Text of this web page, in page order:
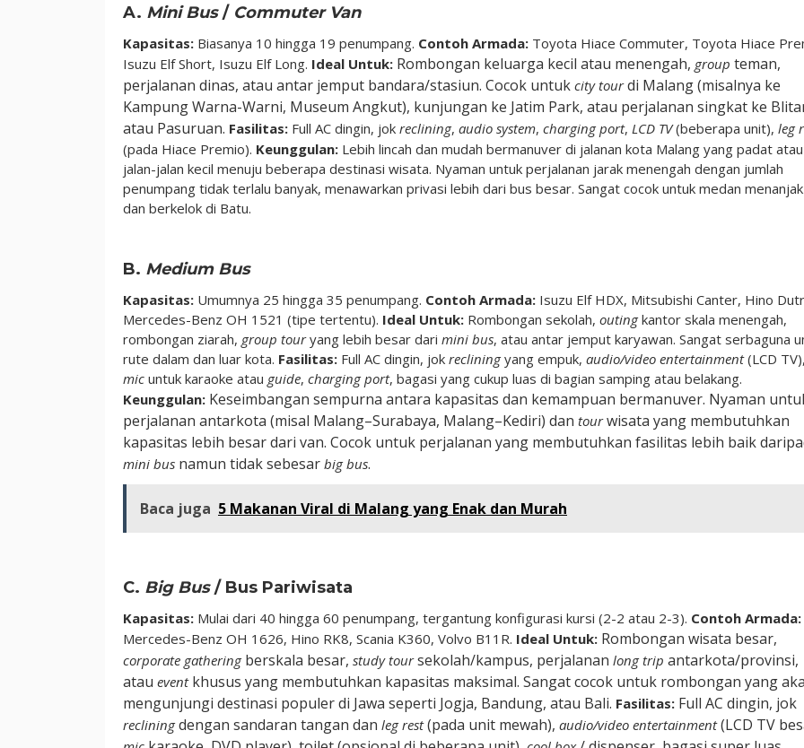
A. Mini Bus/ Commuter Van
Kapasitas: Biasanya 10 hingga 19 penumpang. Contoh Armada: Toyota Hiace Commuter, Toyota Hiace
Isuzu Elf Short, Isuzu Elf Long. Ideal Untuk: Rombongan keluarga kecil atau menengah, group teman,
perjalanan dinas, atau antar jemput bandara/stasiun. Cocok untuk city tourdi Malang (misalnya ke
Kampung Warna-Warni, Museum Angkut), kunjungan ke Jatim Park, atau perjalanan singkat ke
atau Pasuruan. Fasilitas: Full AC dingin, jok reclining, audio system, charging port, LCD TV(beberapa unit), leg
(pada Hiace Premio). Keunggulan: Lebih lincah dan mudah bermanuver di jalanan kota Malang yang padat atau
jalan-jalan kecil menuju beberapa destinasi wisata. Nyaman untuk perjalanan jarak menengah dengan jumlah
penumpang tidak terlalu banyak, menawarkan privasi lebih dari bus besar. Sangat cocok untuk medan menanjak
dan berkelok di Batu.
B. Medium Bus
Kapasitas: Umumnya 25 hingga 35 penumpang. Contoh Armada: Isuzu Elf HDX, Mitsubishi Canter, Hino
Mercedes-Benz OH 1521 (tipe tertentu). Ideal Untuk: Rombongan sekolah, outingkantor skala menengah,
rombongan ziarah, group touryang lebih besar dari mini bus, atau antar jemput karyawan. Sangat serbaguna
rute dalam dan luar kota. Fasilitas: Full AC dingin, jok recliningyang empuk, audio/video entertainment(LCD TV),
mic untuk karaoke atau guide, charging port, bagasi yang cukup luas di bagian samping atau belakang.
Keunggulan: Keseimbangan sempurna antara kapasitas dan kemampuan bermanuver. Nyaman
perjalanan antarkota (misal Malang–Surabaya, Malang–Kediri) dan tourwisata yang membutuhkan
kapasitas lebih besar dari van. Cocok untuk perjalanan yang membutuhkan fasilitas lebih baik
mini bus namun tidak sebesar big bus.
Baca juga 5 Makanan Viral di Malang yang Enak dan Murah
C. Big Bus/ Bus Pariwisata
Kapasitas: Mulai dari 40 hingga 60 penumpang, tergantung konfigurasi kursi (2-2 atau 2-3). Contoh Armada:
Mercedes-Benz OH 1626, Hino RK8, Scania K360, Volvo B11R. Ideal Untuk: Rombongan wisata besar,
corporate gatheringberskala besar, study toursekolah/kampus, perjalanan long trip antarkota/provinsi,
atau eventkhusus yang membutuhkan kapasitas maksimal. Sangat cocok untuk rombongan yang
mengunjungi destinasi populer di Jawa seperti Jogja, Bandung, atau Bali. Fasilitas: Full AC dingin, jok
recliningdengan sandaran tangan dan leg rest(pada unit mewah), audio/video entertainment(LCD TV